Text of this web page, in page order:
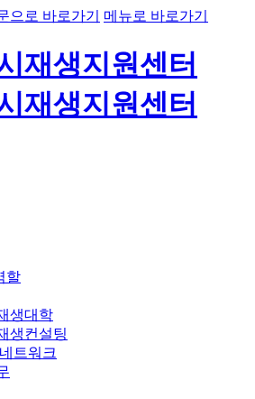
으로 바로가기 메뉴로 바로가기
할
생대학
생컨설팅
트워크